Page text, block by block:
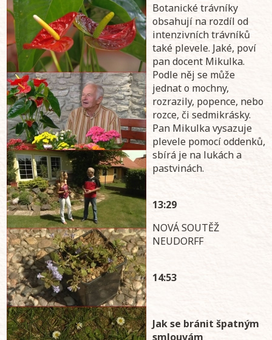
Botanické trávníky
obsahují na rozdíl od
intenzivních trávníků
také plevele. Jaké, poví
pan docent Mikulka.
Podle něj se může
jednat o mochny,
rozrazily, popence, nebo
rozce, či sedmikrásky.
Pan Mikulka vysazuje
plevele pomocí oddenků,
sbírá je na lukách a
pastvinách.
13:29
NOVÁ SOUTĚŽ
NEUDORFF
14:53
Jak se bránit špatným
smlouvám